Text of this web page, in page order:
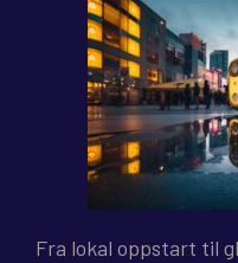
Fra lokal oppstart til